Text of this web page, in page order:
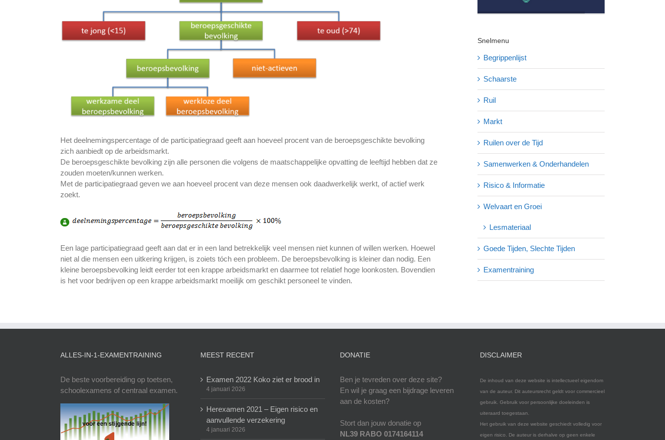
Het deelnemingspercentage of de participatiegraad geeft aan hoeveel procent van de beroepsgeschikte bevolking
zich aanbiedt op de arbeidsmarkt.
De beroepsgeschikte bevolking zijn alle personen die volgens de maatschappelijke opvatting de leeftijd hebben dat ze
zouden moeten/kunnen werken.
Met de participatiegraad geven we aan hoeveel procent van deze mensen ook daadwerkelijk werkt, of actief werk
zoekt.
Een lage participatiegraad geeft aan dat er in een land betrekkelijk veel mensen niet kunnen of willen werken. Hoewel
niet al die mensen een uitkering krijgen, is zoiets tóch een probleem. De beroepsbevolking is kleiner dan nodig. Een
kleine beroepsbevolking leidt eerder tot een krappe arbeidsmarkt en daarmee tot relatief hoge loonkosten. Bovendien
is het voor bedrijven op een krappe arbeidsmarkt moeilijk om geschikt personeel te vinden.
Snelmenu
Begrippenlijst
Schaarste
Ruil
Markt
Ruilen over de Tijd
Samenwerken & Onderhandelen
Risico & Informatie
Welvaart en Groei
Lesmateriaal
Goede Tijden, Slechte Tijden
Examentraining
ALLES-IN-1-EXAMENTRAINING
De beste voorbereiding op toetsen,
schoolexamens of centraal examen.
MEEST RECENT
Examen 2022 Koko ziet er brood in
4 januari 2026
Herexamen 2021 – Eigen risico en
aanvullende verzekering
4 januari 2026
DONATIE
Ben je tevreden over deze site?
En wil je graag een bijdrage leveren
aan de kosten?
Stort dan jouw donatie op
NL39 RABO 0174164114
DISCLAIMER
De inhoud van deze website is intellectueel eigendom
van de auteur. Dit auteursrecht geldt voor commercieel
gebruik. Gebruik voor persoonlijke doeleinden is
uiteraard toegestaan.
Het gebruik van deze website geschiedt volledig voor
eigen risico. De auteur is derhalve op geen enkele